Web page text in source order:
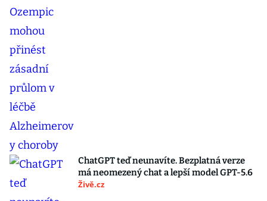
ChatGPT teď neunavíte. Bezplatná verze
má neomezený chat a lepší model GPT-5.6
Živě.cz